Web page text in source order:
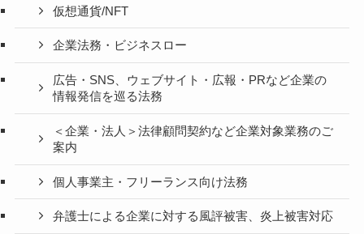
仮想通貨/NFT
企業法務・ビジネスロー
広告・SNS、ウェブサイト・広報・PRなど企業の
情報発信を巡る法務
＜企業・法人＞法律顧問契約など企業対象業務のご
案内
個人事業主・フリーランス向け法務
弁護士による企業に対する風評被害、炎上被害対応